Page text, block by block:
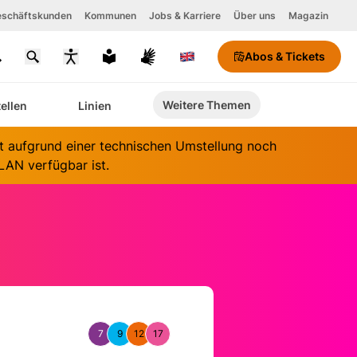
Kommunen Jobs & Karriere Über uns Magazin
aktivieren
Abos & Tickets
Linien Weitere Themen
aufgrund einer technischen Umstellung noch
verfügbar ist.
7 9 12 17